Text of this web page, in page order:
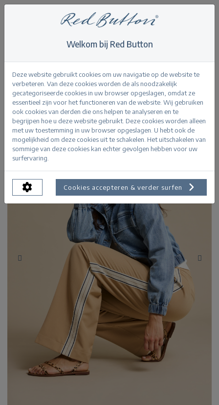
Juno Jacket Denim
Terug
Welkom bij Red Button
Deze website gebruikt cookies om uw navigatie op de website te
verbeteren. Van deze cookies worden de als noodzakelijk
gecategoriseerde cookies in uw browser opgeslagen, omdat ze
essentieel zijn voor het functioneren van de website. Wij gebruiken
ook cookies van derden die ons helpen te analyseren en te
begrijpen hoe u deze website gebruikt. Deze cookies worden alleen
met uw toestemming in uw browser opgeslagen. U hebt ook de
mogelijkheid om deze cookies uit te schakelen. Het uitschakelen van
sommige van deze cookies kan echter gevolgen hebben voor uw
surfervaring.
Cookies accepteren & verder surfen